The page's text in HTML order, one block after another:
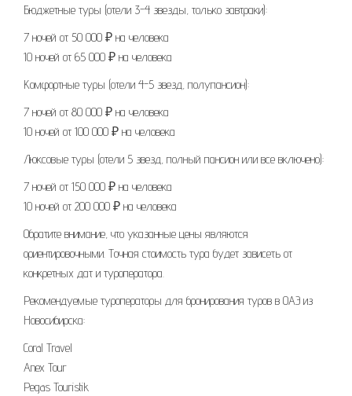
Бюджетные туры (отели 3-4 звезды, только завтраки):
7 ночей от 50 000 ₽ на человека
10 ночей от 65 000 ₽ на человека
Комфортные туры (отели 4-5 звезд, полупансион):
7 ночей от 80 000 ₽ на человека
10 ночей от 100 000 ₽ на человека
Люксовые туры (отели 5 звезд, полный пансион или все включено):
7 ночей от 150 000 ₽ на человека
10 ночей от 200 000 ₽ на человека
Обратите внимание, что указанные цены являются
ориентировочными. Точная стоимость тура будет зависеть от
конкретных дат и туроператора.
Рекомендуемые туроператоры для бронирования туров в ОАЭ из
Новосибирска:
Coral Travel
Anex Tour
Pegas Touristik